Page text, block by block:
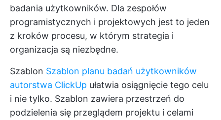
badania użytkowników. Dla zespołów
programistycznych i projektowych jest to jeden
z kroków procesu, w którym strategia i
organizacja są niezbędne.
Szablon Szablon planu badań użytkowników
autorstwa ClickUp ułatwia osiągnięcie tego celu
i nie tylko. Szablon zawiera przestrzeń do
podzielenia się przeglądem projektu i celami